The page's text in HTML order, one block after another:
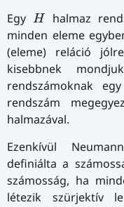
EgyH
H halmaz
minden eleme
(eleme) reláció
kisebbnek
rendszámoknak
rendszám
halmazával.
Ezenkívül
definiálta a
számosság, ha
létezik szürjektív